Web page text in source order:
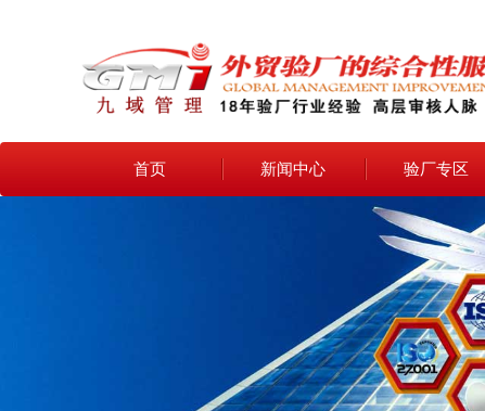
首页 新闻中心 验厂专区